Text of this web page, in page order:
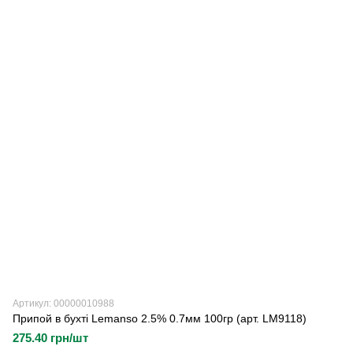
Артикул: 00000010988
Припой в бухті Lemanso 2.5% 0.7мм 100гр (арт. LM9118)
275.40 грн/шт